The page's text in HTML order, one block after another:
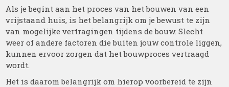
Als je begint aan het proces van het bouwen van een
vrijstaand huis, is het belangrijk om je bewust te zijn
van mogelijke vertragingen tijdens de bouw. Slecht
weer of andere factoren die buiten jouw controle liggen,
kunnen ervoor zorgen dat het bouwproces vertraagd
wordt.
Het is daarom belangrijk om hierop voorbereid te zijn